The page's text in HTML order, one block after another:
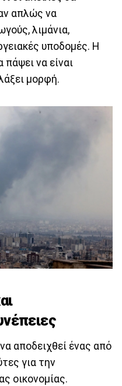
απλώς να
λιμάνια,
υποδομές. Η
πάψει να είναι
μορφή.
αποδειχθεί ένας από
για την
οικονομίας.